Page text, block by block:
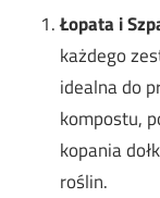
Łopata i
każdego
idealna do
kompostu,
kopania
roślin.